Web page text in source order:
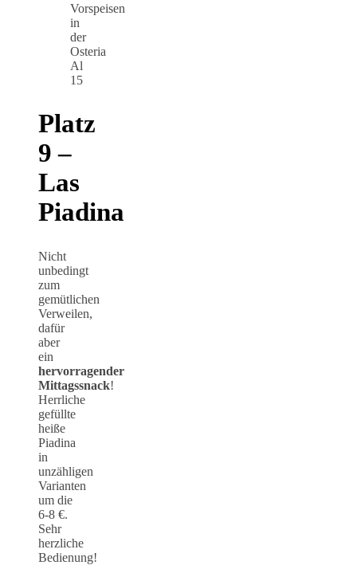
Vorspeisen
in
der
Osteria
Al
15
Platz
9 –
Las
Piadina
Nicht
unbedingt
zum
gemütlichen
Verweilen,
dafür
aber
ein
hervorragender
Mittagssnack!
Herrliche
gefüllte
heiße
Piadina
in
unzähligen
Varianten
um die
6-8 €.
Sehr
herzliche
Bedienung!